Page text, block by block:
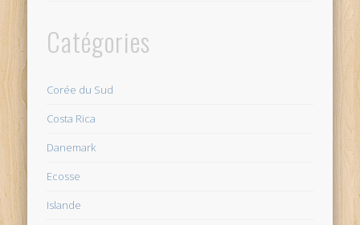
Catégories
Corée du Sud
Costa Rica
Danemark
Ecosse
Islande